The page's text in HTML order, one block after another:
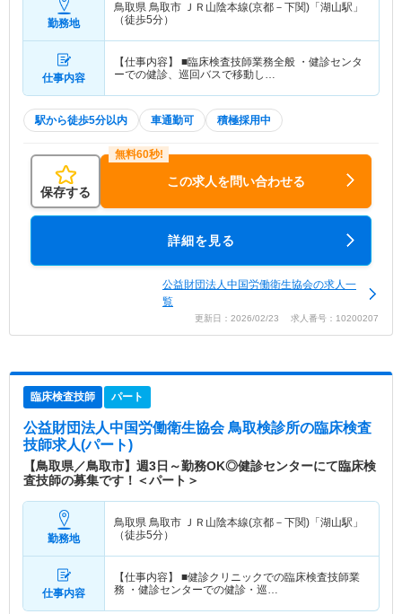
勤務地
鳥取県 鳥取市 ＪＲ山陰本線(京都－下関)「湖山駅」
（徒歩5分）
仕事内容
【仕事内容】 ■臨床検査技師業務全般 ・健診センタ
ーでの健診、巡回バスで移動し…
駅から徒歩5分以内 車通勤可 積極採用中
保存する
この求人を問い合わせる
詳細を見る
公益財団法人中国労働衛生協会の求人一
覧
更新日：2026/02/23 求人番号：10200207
臨床検査技師 パート
公益財団法人中国労働衛生協会 鳥取検診所の臨床検査
技師求人(パート)
【鳥取県／鳥取市】週3日～勤務OK◎健診センターにて臨床検
査技師の募集です！＜パート＞
勤務地
鳥取県 鳥取市 ＪＲ山陰本線(京都－下関)「湖山駅」
（徒歩5分）
仕事内容
【仕事内容】 ■健診クリニックでの臨床検査技師業
務 ・健診センターでの健診・巡…